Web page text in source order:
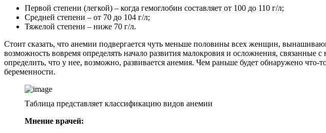
Первой степени (легкой) – когда гемоглобин составляет от 100 до 110 г/л;
Средней степени – от 70 до 104 г/л;
Тяжелой степени – ниже 70 г/л.
Стоит сказать, что анемии подвергается чуть меньше половины всех женщин,
возможность вовремя определять начало развития малокровия и осложнения,
определить, что у нее, возможно, развивается анемия. Чем раньше будет обнаружено
беременности.
Таблица представляет классификацию видов анемии
Мнение врачей: